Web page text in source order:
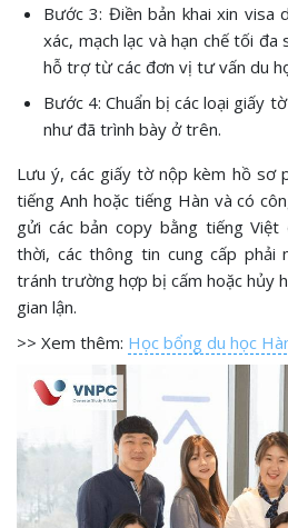
Bước 3: Điền bản khai xin visa
xác, mạch lạc và hạn chế tối
hỗ trợ từ các đơn vị tư vấn du
Bước 4: Chuẩn bị các loại giấy tờ
như đã trình bày ở trên.
Lưu ý, các giấy tờ nộp kèm hồ sơ
tiếng Anh hoặc tiếng Hàn và có
gửi các bản copy bằng tiếng
thời, các thông tin cung cấp phải
tránh trường hợp bị cấm hoặc hủy
gian lận.
>> Xem thêm: Học bổng du học